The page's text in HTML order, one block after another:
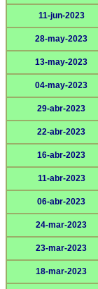
11-jun-2023
28-may-2023
13-may-2023
04-may-2023
29-abr-2023
22-abr-2023
16-abr-2023
11-abr-2023
06-abr-2023
24-mar-2023
23-mar-2023
18-mar-2023